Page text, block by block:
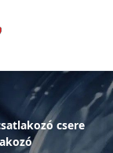
csere